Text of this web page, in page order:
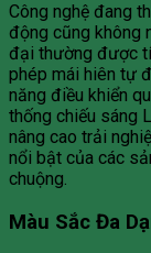
Công nghệ đang
động cũng không
đại thường được
phép mái hiên tự
năng điều khiển
thống chiếu sáng
nâng cao trải
nổi bật của các
chuộng.
Màu Sắc Đa